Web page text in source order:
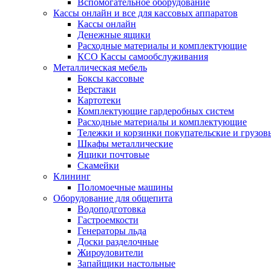
Вспомогательное оборудование
Кассы онлайн и все для кассовых аппаратов
Кассы онлайн
Денежные ящики
Расходные материалы и комплектующие
КСО Кассы самообслуживания
Металлическая мебель
Боксы кассовые
Верстаки
Картотеки
Комплектующие гардеробных систем
Расходные материалы и комплектующие
Тележки и корзинки покупательские и
Шкафы металлические
Ящики почтовые
Скамейки
Клининг
Поломоечные машины
Оборудование для общепита
Водоподготовка
Гастроемкости
Генераторы льда
Доски разделочные
Жироуловители
Запайщики настольные